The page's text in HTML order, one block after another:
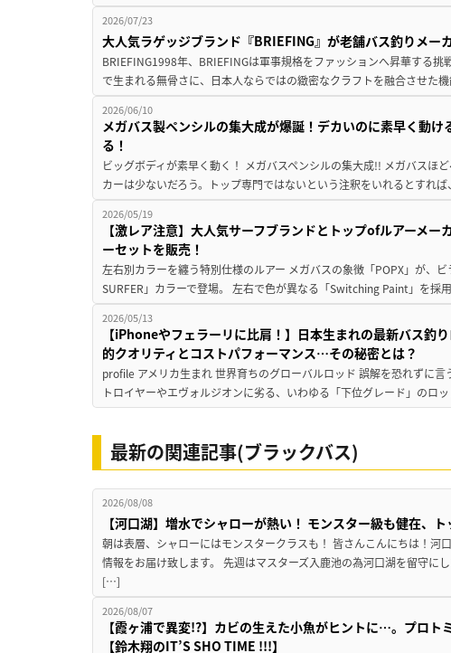
2026/07/23
大人気ラゲッジブランド『BRIEFING』が老舗バス釣りメー
BRIEFING1998年、BRIEFINGは軍事規格をファッションへ昇華する
で生まれる無骨さに、日本人ならではの緻密なクラフトを融合させた
2026/06/10
メガバス製ペンシルの集大成が爆誕！デカいのに素早く動
る！
ビッグボディが素早く動く！ メガバスペンシルの集大成!! メガバスほ
カーは少ないだろう。トップ専門ではないという注釈をいれるとすれ
2026/05/19
【激レア注意】大人気サーフブランドとトップofルアーメ
ーセットを販売！
左右別カラーを纏う特別仕様のルアー メガバスの象徴「POPX」が、
SURFER」カラーで登場。 左右で色が異なる「Switching Paint」を採
2026/05/13
【iPhoneやフェラーリに比肩！】日本生まれの最新バス釣
的クオリティとコストパフォーマンス…その秘密とは？
profile アメリカ生まれ 世界育ちのグローバルロッド 誤解を恐れずに
トロイヤーやエヴォルジオンに劣る、いわゆる「下位グレード」のロ
最新の関連記事(ブラックバス)
2026/08/08
【河口湖】増水でシャローが熱い！ モンスター級も健在、
朝は表層、シャローにはモンスタークラスも！ 皆さんこんにちは！河
情報をお届け致します。 先週はマスターズ入鹿池の為河口湖を留守に
[…]
2026/08/07
【霞ヶ浦で異変!?】カビの生えた小魚がヒントに…。プロト
【鈴木翔のIT’S SHO TIME !!!】